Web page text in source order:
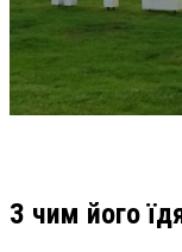
З чим його